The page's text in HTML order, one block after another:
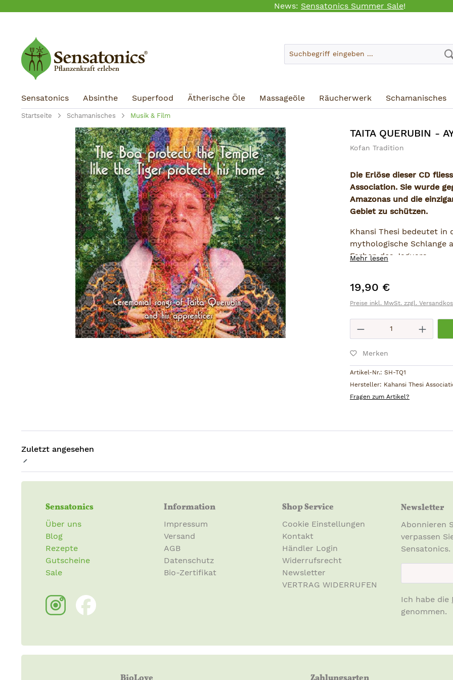
Hauptinhalt springen
Zur Suche springen
Zur Hauptnavigation springen
News: Sensatonics Summer Sale!
Sensatonics Absinthe Superfood Ätherische Öle Massageöle Räucherwerk Schamanisches
Startseite Schamanisches Musik & Film
Bildergalerie überspringen TAITA QUERUBIN -
Kofan Tradition
Die Erlöse dieser CD
Association. Sie wurde
Amazonas und die
Gebiet zu schützen.
Khansi Thesi bedeutet in
mythologische Schlange
Farben des Jaguars.
Ukumari Khanke (Berg
im Frühling 2007, in der
Besuch in Amsterdam im
Mehr lesen
Regulärer Preis:
19,90 €
Preise inkl. MwSt. zzgl.
Produkt
Merken
Artikel-Nr.: SH-TQ1
Hersteller: Kahansi Thesi
Fragen zum Artikel?
Zuletzt angesehen
Sensatonics
Über uns
Blog
Rezepte
Gutscheine
Sale
Information
Impressum
Versand
AGB
Datenschutz
Bio-Zertifikat
Shop Service
Cookie Einstellungen
Kontakt
Händler Login
Widerrufsrecht
Newsletter
VERTRAG WIDERRUFEN
Newsletter
Abonnieren
verpassen
Sensatonics.
Ich habe die
genommen.